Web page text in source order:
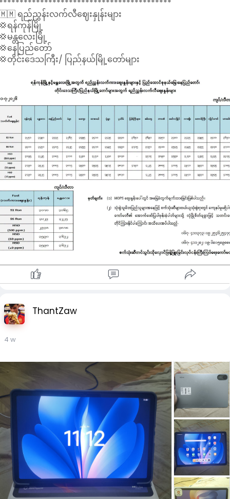
ထိုင်းဘတ်
ောင်းဈေး - ၁၃၁.၅၈ ကျပ်
ယ်ဈေး - ၁၂၈.၂၁ ကျပ်
လေးရှားရင်းဂစ်
ောင်းဈေး - ၁၀၇၄ ကျပ်
ယ်ဈေး - ၁၀၄၆ ကျပ်
ောင်းဈေး - ၆၄၅ ကျပ်
ယ်ဈေး - ၆၂၉ ကျပ်
ဂျပန်ယန်း
ောင်းဈေး - ၂၇.၀၅ ကျပ်
အိန္ဒိယရူပီး
ောင်းဈေး - ၄၅.၉ ကျပ်
ယ်ဈေး - ၄၄.၇၂ ကျပ်
ကိုရီးယားဝမ်
ောင်းဈေး - ၂.၉၂ ကျပ်
ယ်ဈေး - ၂.၈၄ ကျပ်
စတာလင်ပေါင်
ောင်းဈေး - ၅၈၆၀ ကျပ်
ယ်ဈေး - ၅၇၁၀ ကျပ်
ဩစတြေးလျဒေါ်လာ
ောင်းဈေး - ၃၀၄၀ ကျပ်
ယ်ဈေး - ၂၉၆၀ ကျပ်
ကနေဒါဒေါ်လာ
ောင်းဈေး - ၃၀၉၀ ကျပ်
ဟောင်ကောင်ဒေါ်လာ
ောင်းဈေး - ၅၅၈ ကျပ်
ယူအေအီး
ေလဲနှုန်းများ အချိန်နှင့်အမျှ ပြောင်းလဲနိုင်သည်။
သတ်မှတ်ဈေးအတိုင်း အရောင်းအဝယ်မလုပ်ပါက အရေးယူခံရ
င်သည်။
ရည်ညွှန်းလက်လီဈေးနှုန်းများ
ရန်ကုန်မြို့
မန္တလေးမြို့
နေပြည်တော်
တိုင်းဒေသကြီး/ ပြည်နယ်မြို့တော်များ
ThantZaw
4 w